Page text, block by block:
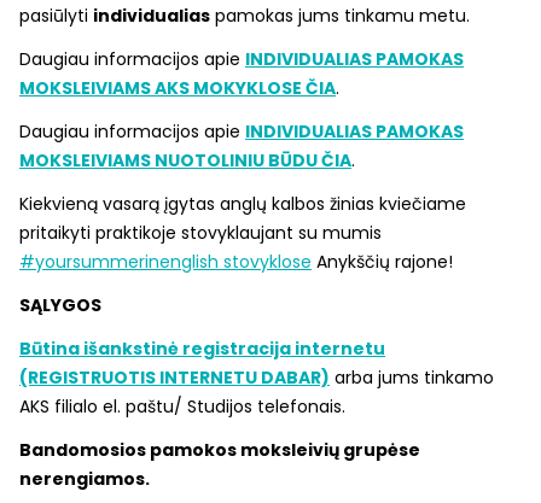
pasiūlyti individualias pamokas jums tinkamu metu.
Daugiau informacijos apie INDIVIDUALIAS PAMOKAS
MOKSLEIVIAMS AKS MOKYKLOSE ČIA.
Daugiau informacijos apie INDIVIDUALIAS PAMOKAS
MOKSLEIVIAMS NUOTOLINIU BŪDU ČIA.
Kiekvieną vasarą įgytas anglų kalbos žinias kviečiame
pritaikyti praktikoje stovyklaujant su mumis
#yoursummerinenglish stovyklose Anykščių rajone!
SĄLYGOS
Būtina išankstinė registracija internetu
(REGISTRUOTIS INTERNETU DABAR) arba jums tinkamo
AKS filialo el. paštu/ Studijos telefonais.
Bandomosios pamokos moksleivių grupėse
nerengiamos.